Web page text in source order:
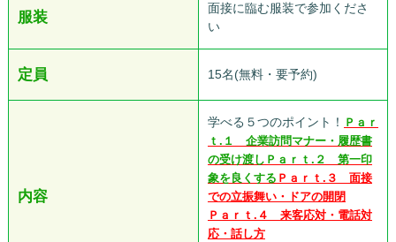
服装
面接に臨む服装で参加くださ
い
定員 15名(無料・要予約)
内容
学べる５つのポイント！ Ｐａｒ
ｔ.１ 企業訪問マナー・履歴書
の受け渡し Ｐａｒｔ.２ 第一印
象を良くする Ｐａｒｔ.３ 面接
での立振舞い・ドアの開閉
Ｐａｒｔ.４ 来客応対・電話対
応・話し方